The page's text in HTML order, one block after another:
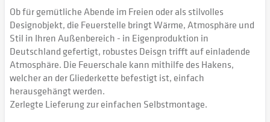
Ob für gemütliche Abende im Freien oder als stilvolles
Designobjekt, die Feuerstelle bringt Wärme, Atmosphäre und
Stil in Ihren Außenbereich - in Eigenproduktion in
Deutschland gefertigt, robustes Deisgn trifft auf einladende
Atmosphäre. Die Feuerschale kann mithilfe des Hakens,
welcher an der Gliederkette befestigt ist, einfach
herausgehängt werden.
Zerlegte Lieferung zur einfachen Selbstmontage.